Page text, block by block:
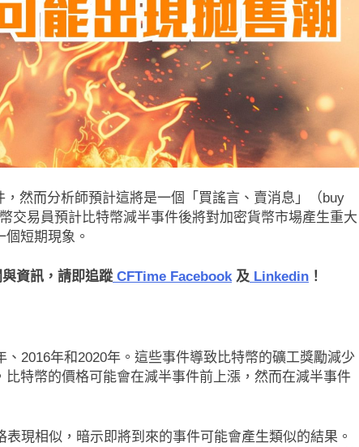
然而分析師預計這將是一個「買謠言、賣消息」（buy
交易員預計比特幣減半事件後將對加密貨幣市場產生重大
短期現象。
資訊，請即追蹤CFTime Facebook及 Linkedin ！
2016年和2020年。這些事件導致比特幣的礦工獎勵減少
特幣的價格可能會在減半事件前上漲，然而在減半事件
現相似，暗示即將到來的事件可能會產生類似的結果。